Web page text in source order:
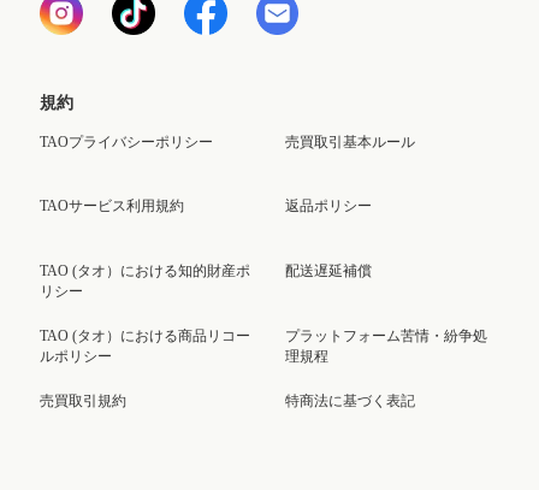
規約
TAOプライバシーポリシー
TAOサービス利用規約
TAO (タオ）における知的財産ポ
リシー
TAO (タオ）における商品リコー
ルポリシー
売買取引規約
売買取引基本ルール
返品ポリシー
配送遅延補償
プラットフォーム苦情・紛争処
理規程
特商法に基づく表記